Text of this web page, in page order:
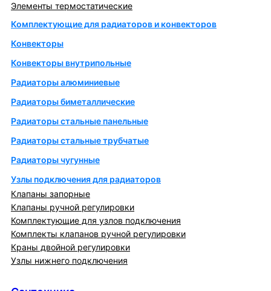
Элементы термостатические
Комплектующие для радиаторов и конвекторов
Конвекторы
Конвекторы внутрипольные
Радиаторы алюминиевые
Радиаторы биметаллические
Радиаторы стальные панельные
Радиаторы стальные трубчатые
Радиаторы чугунные
Узлы подключения для радиаторов
Клапаны запорные
Клапаны ручной регулировки
Комплектующие для узлов подключения
Комплекты клапанов ручной регулировки
Краны двойной регулировки
Узлы нижнего подключения